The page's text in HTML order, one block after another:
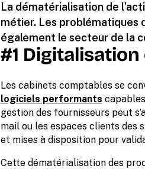
La dématérialisation de
métier. Les problématiques
également le secteur de la
#1
Les cabinets comptables se
logiciels performants capables
gestion des fournisseurs peut
mail ou les espaces clients des
et mises à disposition pour
Cette dématérialisation des